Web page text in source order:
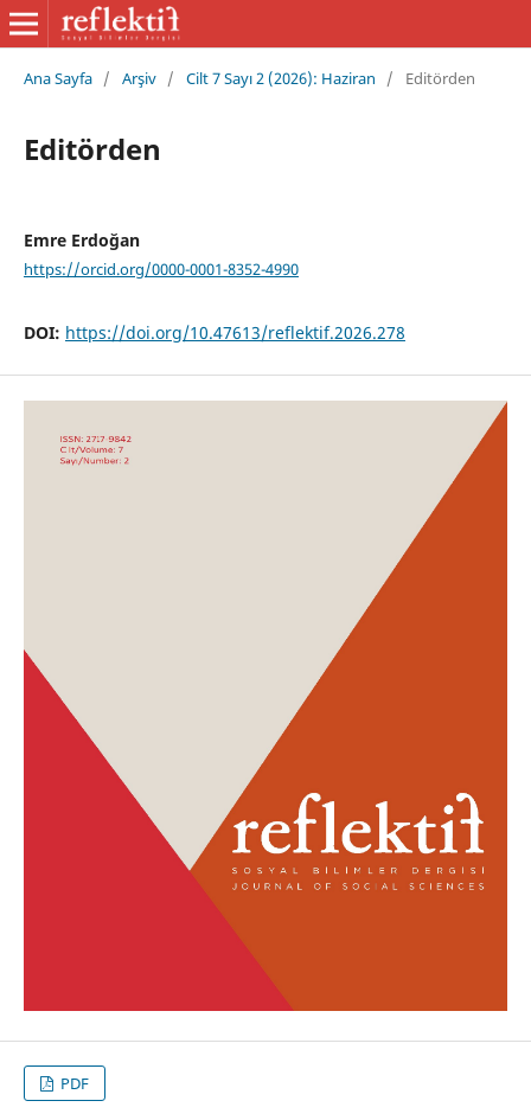
Ana Sayfa / Arşiv / Cilt 7 Sayı 2 (2026): Haziran / Editörden
Editörden
Emre Erdoğan
https://orcid.org/0000-0001-8352-4990
DOI: https://doi.org/10.47613/reflektif.2026.278
PDF